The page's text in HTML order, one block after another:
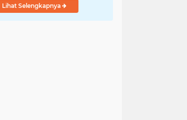
Lihat Selengkapnya